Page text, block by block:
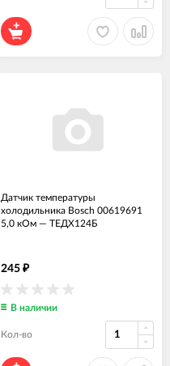
Датчик температуры
холодильника Bosch 00619691
5,0 кОм — ТЕДХ124Б
245 ₽
В наличии
Кол-во